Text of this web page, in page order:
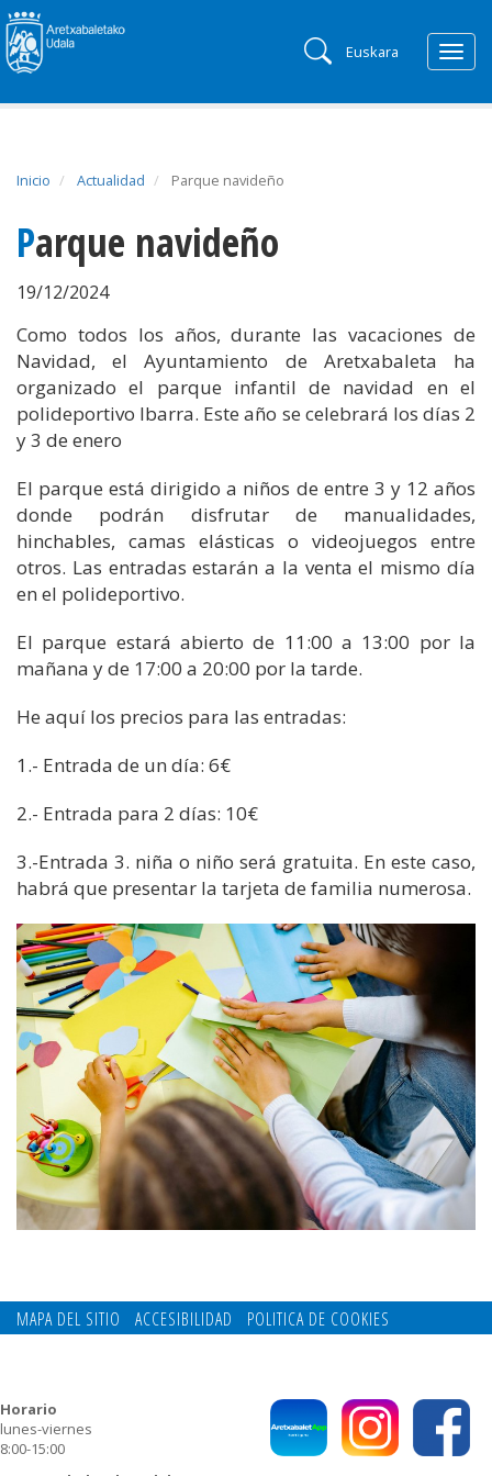
Euskara
Inicio Actualidad Parque navideño
Parque navideño
19/12/2024
Como todos los años, durante las vacaciones de
Navidad, el Ayuntamiento de Aretxabaleta ha
organizado el parque infantil de navidad en el
polideportivo Ibarra. Este año se celebrará los días 2
y 3 de enero
El parque está dirigido a niños de entre 3 y 12 años
donde podrán disfrutar de manualidades,
hinchables, camas elásticas o videojuegos entre
otros. Las entradas estarán a la venta el mismo día
en el polideportivo.
El parque estará abierto de 11:00 a 13:00 por la
mañana y de 17:00 a 20:00 por la tarde.
He aquí los precios para las entradas:
1.- Entrada de un día: 6€
2.- Entrada para 2 días: 10€
3.-Entrada 3. niña o niño será gratuita. En este caso,
habrá que presentar la tarjeta de familia numerosa.
MAPA DEL SITIO ACCESIBILIDAD
POLITICA DE COOKIES
CONTACTO POLITICA DE PRIVACIDAD
Horario
lunes-viernes
8:00-15:00